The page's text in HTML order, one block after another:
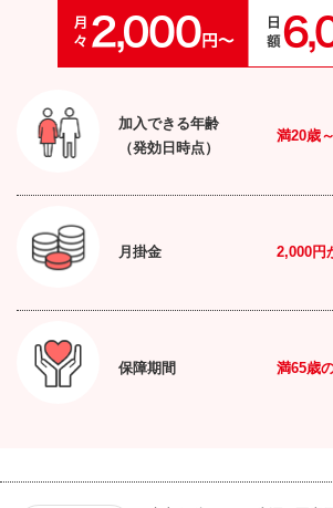
加入できる年齢
（発効日時点）
満20歳
月掛金 2,000円
保障期間 満65歳